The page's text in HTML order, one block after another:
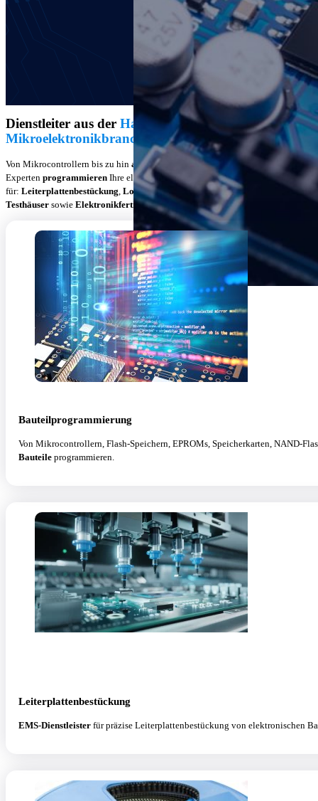
Dienstleiter aus der Halbleiter- und
Mikroelektronikbranche
Von Mikrocontrollern bis zu hin abgekündigten elektronischen Bauteilen:
Experten programmieren Ihre elektronischen Bauteile. Weitere
Dienstleister
für: Leiterplattenbestückung Lohngurtung undBauteilanalyse
, moderne
Testhäuser sowie Elektronikfertigung.
Bauteilprogrammierung
Von Mikrocontrollern, Flash-Speichern, EPROMs, Speicherkarten, NAND-
Bauteileprogrammieren.
Leiterplattenbestückung
EMS-Dienstleisterfür präzise Leiterplattenbestückung von elektronischen